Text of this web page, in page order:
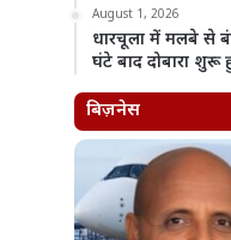
August 1, 2026
धारचूला में मलबे से
घंटे बाद दोबारा
बिज़नेस